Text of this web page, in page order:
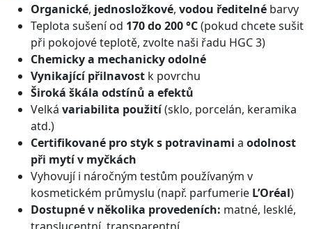
Organické, jednosložkové, vodou ředitelné barvy
Teplota sušení od 170 do 200 °C(pokud chcete sušit
při pokojové teplotě, zvolte naši řadu HGC 3)
Chemicky a mechanicky odolné
Vynikající přilnavost k povrchu
Široká škála odstínů a efektů
Velká variabilita použití(sklo, porcelán, keramika
atd.)
Certifikované pro styk s potravinami a odolnost
při mytí v myčkách
Vyhovují i náročným testům používaným v
kosmetickém průmyslu (např. parfumerie L’Oréal)
Dostupné v několika provedeních: matné, lesklé,
translucentní, transparentní